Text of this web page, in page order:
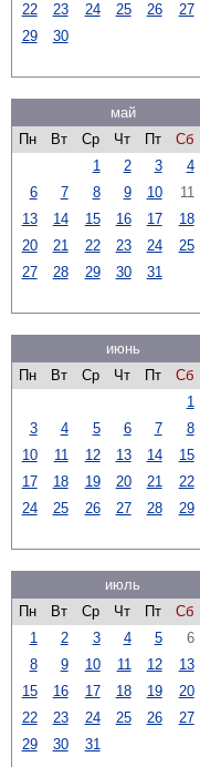
22
23 24 25 26 27
29
30
май
Пн
Вт Ср Чт Пт Сб
1
2 3 4
6
7 8 9 10 11
13
14 15 16 17 18
20
21 22 23 24 25
27
28 29 30 31
июнь
Пн
Вт Ср Чт Пт Сб
1
3
4 5 6 7 8
10
11 12 13 14 15
17
18 19 20 21 22
24
25 26 27 28 29
июль
Пн
Вт Ср Чт Пт Сб
1
2 3 4 5 6
8
9 10 11 12 13
15
16 17 18 19 20
22
23 24 25 26 27
29
30 31